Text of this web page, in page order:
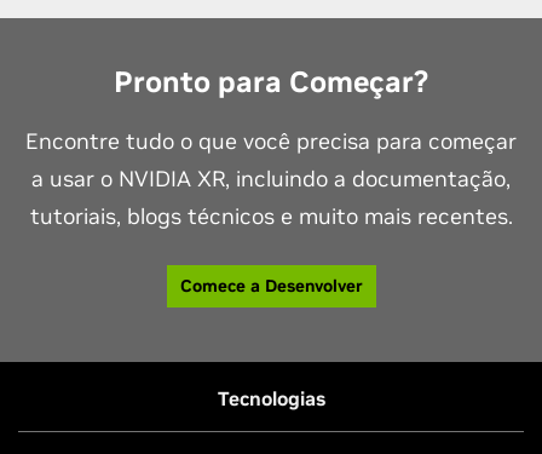
Pronto para Começar?
Encontre tudo o que você precisa para começar
a usar o NVIDIA XR, incluindo a documentação,
tutoriais, blogs técnicos e muito mais recentes.
Comece a Desenvolver
Tecnologias